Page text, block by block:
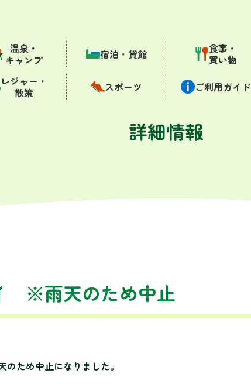
温泉・
キャンプ
宿泊・貸館
食事・
買い物
レジャー・
散策
スポーツ ご利用ガイド
詳細情報
※雨天のため中止
ため中止になりました。